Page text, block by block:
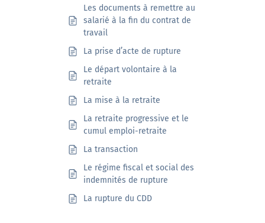
Les documents à remettre au
salarié à la fin du contrat de
travail
La prise d’acte de rupture
Le départ volontaire à la
retraite
La mise à la retraite
La retraite progressive et le
cumul emploi-retraite
La transaction
Le régime fiscal et social des
indemnités de rupture
La rupture du CDD